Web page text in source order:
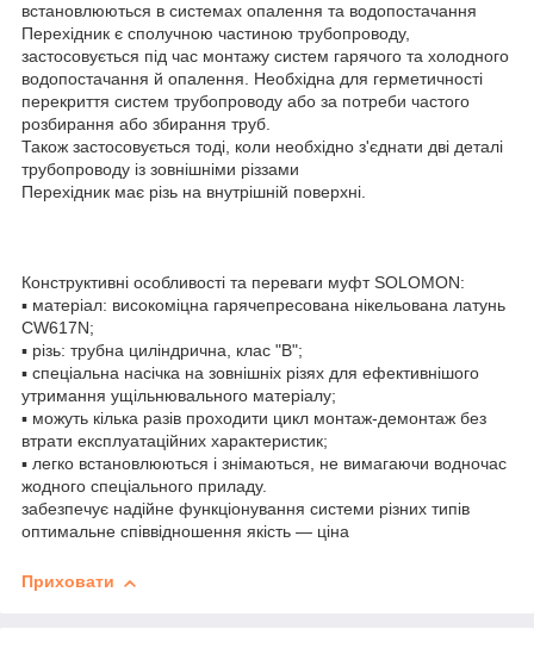
встановлюються в системах опалення та водопостачання
Перехідник є сполучною частиною трубопроводу,
застосовується під час монтажу систем гарячого та холодного
водопостачання й опалення. Необхідна для герметичності
перекриття систем трубопроводу або за потреби частого
розбирання або збирання труб.
Також застосовується тоді, коли необхідно з'єднати дві деталі
трубопроводу із зовнішніми різзами
Перехідник має різь на внутрішній поверхні.
Конструктивні особливості та переваги муфт SOLOMON:
▪ матеріал: високоміцна гарячепресована нікельована латунь
CW617N;
▪ різь: трубна циліндрична, клас "В";
▪ спеціальна насічка на зовнішніх різях для ефективнішого
утримання ущільнювального матеріалу;
▪ можуть кілька разів проходити цикл монтаж-демонтаж без
втрати експлуатаційних характеристик;
▪ легко встановлюються і знімаються, не вимагаючи водночас
жодного спеціального приладу.
забезпечує надійне функціонування системи різних типів
оптимальне співвідношення якість — ціна
Приховати